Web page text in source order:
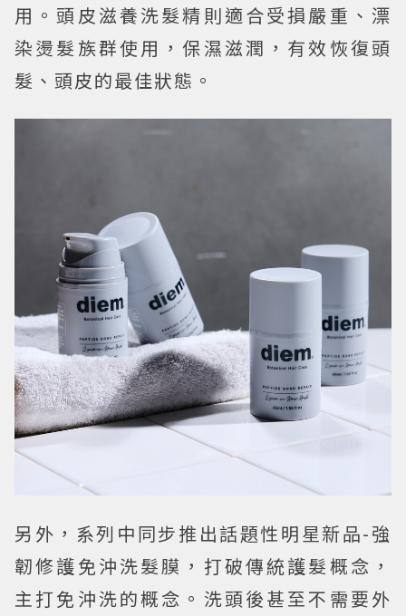
用。頭皮滋養洗髮精則適合受損嚴重、漂
染燙髮族群使用，保濕滋潤，有效恢復頭
髮、頭皮的最佳狀態。
另外，系列中同步推出話題性明星新品-強
韌修護免沖洗髮膜，打破傳統護髮概念，
主打免沖洗的概念。洗頭後甚至不需要外